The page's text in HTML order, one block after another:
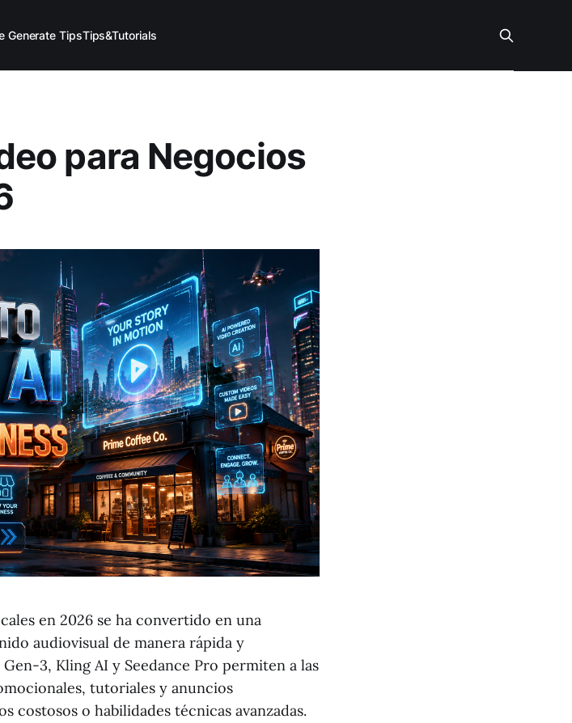
Generate TipsTips&Tutorials
para Negocios
en 2026 se ha convertido en una
audiovisual de manera rápida y
3, Kling AI y Seedance Pro permiten a las
tutoriales y anuncios
costosos o habilidades técnicas avanzadas.